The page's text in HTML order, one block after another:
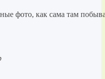
фото, как сама там